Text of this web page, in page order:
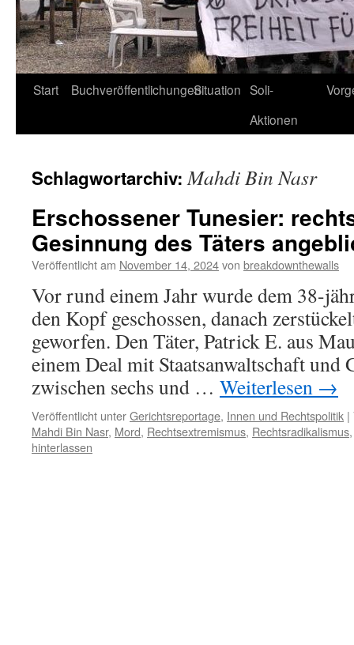
Start BuchveröffentlichungenSituation Soli-
Aktionen
Schlagwortarchiv:Mahdi Bin Nasr
Erschossener Tunesier:
Gesinnung des Täters
Veröffentlicht am November 14, 2024von breakdownthewalls
Vor rund einem Jahr wurde dem 38-
den Kopf geschossen, danach
geworfen. Den Täter, Patrick E. aus
einem Deal mit Staatsanwaltschaft und
zwischen sechs und … Weiterlesen →
Veröffentlicht unterGerichtsreportage, Innen und Rechtspolitik |
Mahdi Bin Nasr, Mord, Rechtsextremismus, Rechtsradikalismus
hinterlassen